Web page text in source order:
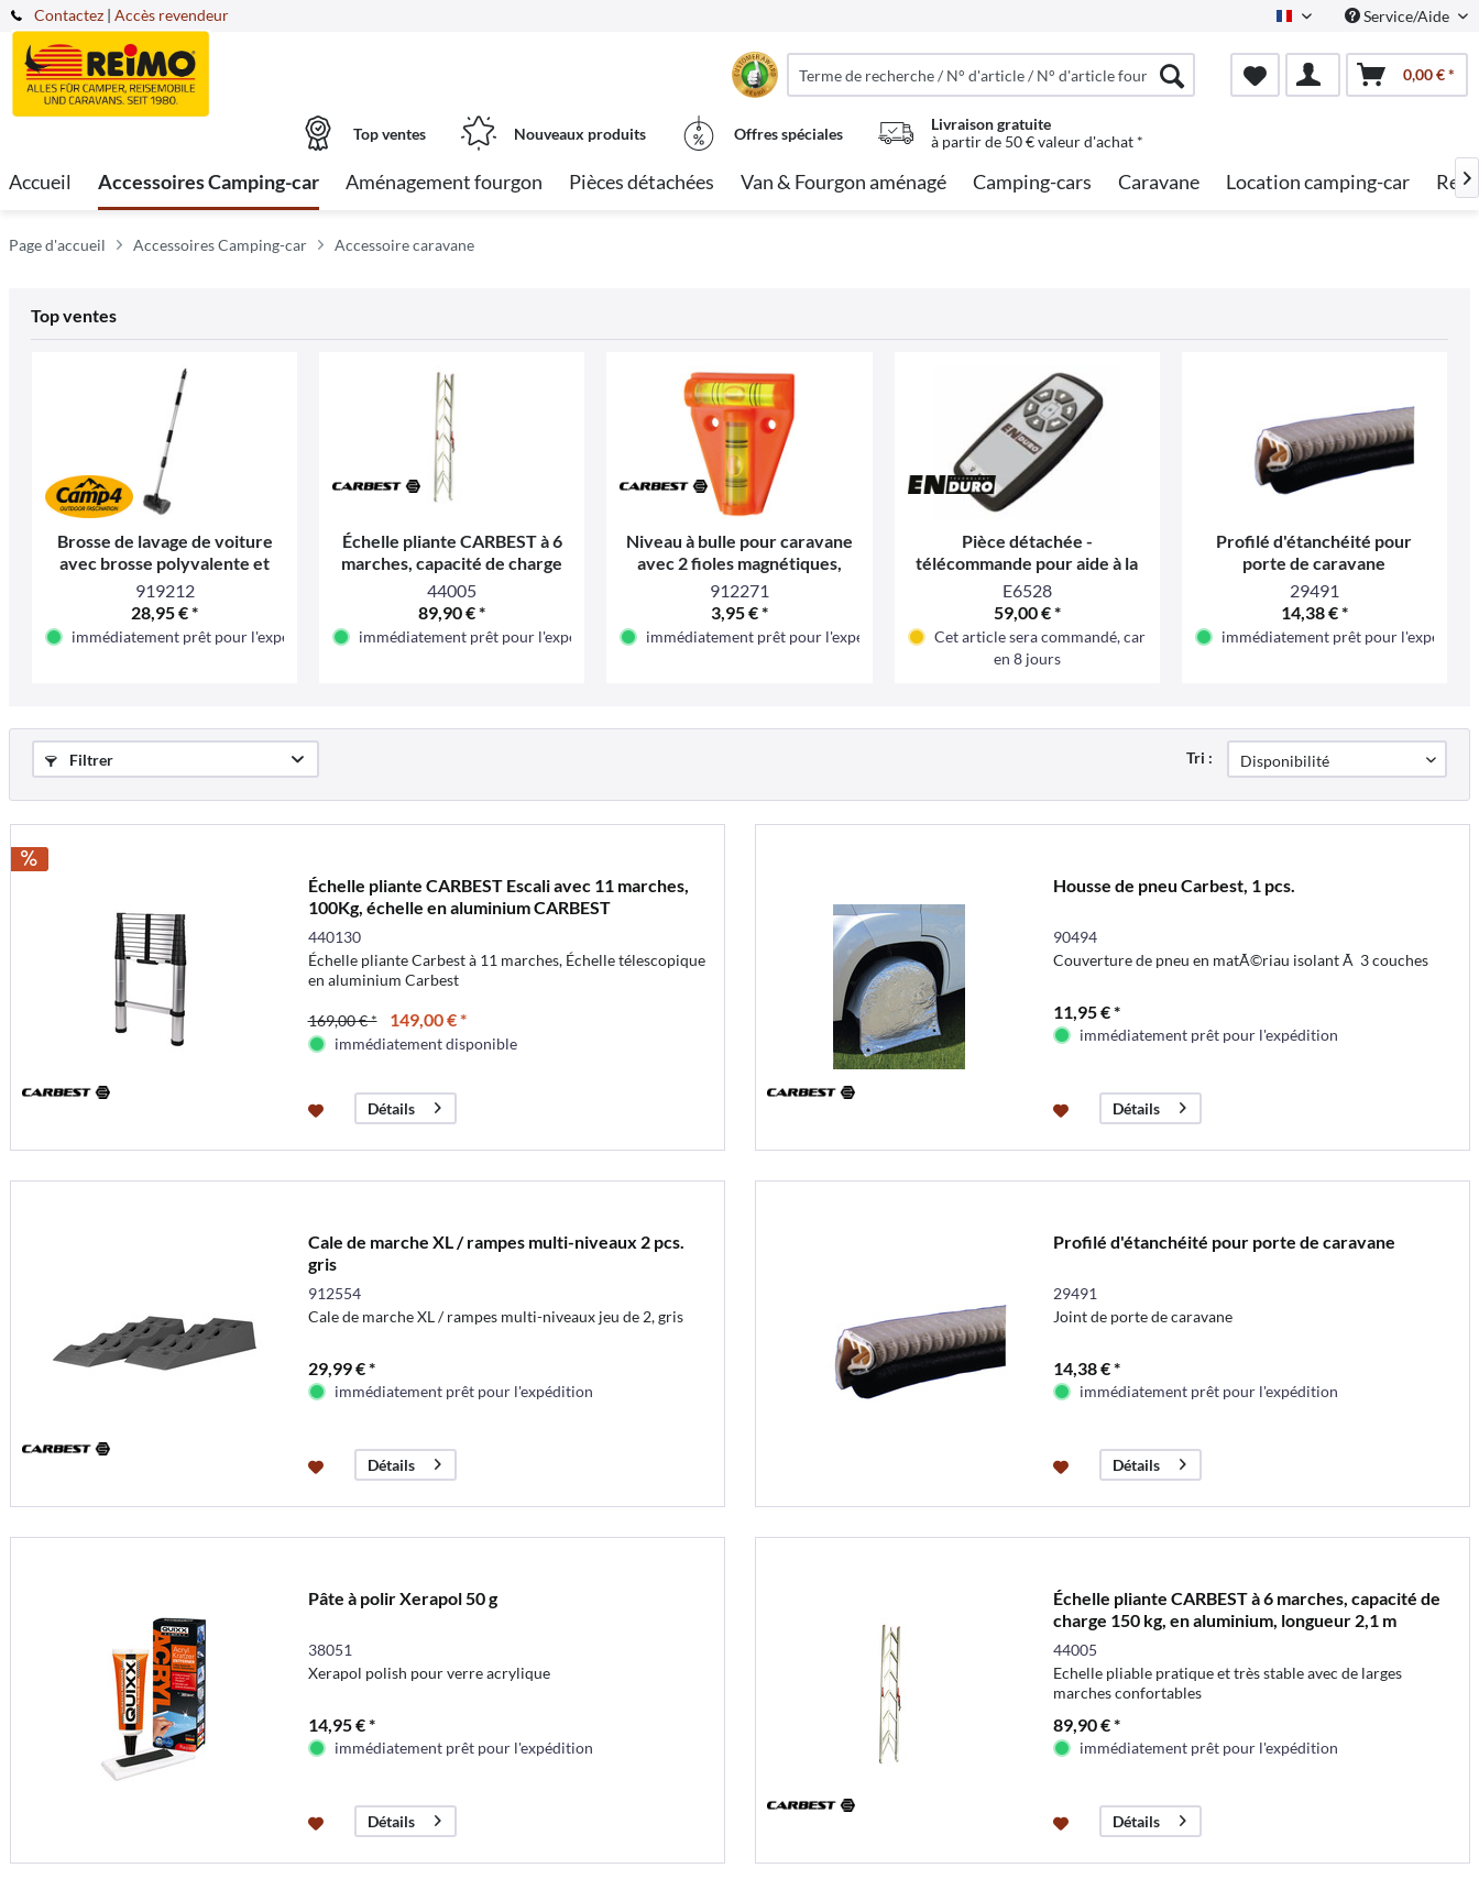
Contactez French Service/Aide
| Accès revendeur
0,00 € *
Top ventes Nouveaux produits Offres spéciales
Livraison gratuite
à partir de 50 € valeur d'achat *
Accueil Accessoires Camping-car Aménagement fourgon Pièces détachées Van & Fourgon aménagé Camping-cars Caravane Location camping-car 
Page d'accueil Accessoires Camping-car Accessoire caravane
Top ventes
Brosse de lavage de voiture
avec brosse polyvalente et
manche télescopique
919212
28,95 € *
immédiatement prêt pour l'expédition
Échelle pliante CARBEST à 6
marches, capacité de charge
150 kg, en aluminium,
longueur 2,1 m
44005
89,90 € *
immédiatement prêt pour l'expédition
Niveau à bulle pour caravane
avec 2 fioles magnétiques,
orange
912271
3,95 € *
immédiatement prêt pour l'expédition
Pièce détachée -
télécommande pour aide à la
manœuvre ECO EM 203
E6528
59,00 € *
Cet article sera commandé, car pas en stock en ce moment
en 8 jours
Profilé d'étanchéité pour
porte de caravane
29491
14,38 € *
immédiatement prêt pour l'expédition
Filtrer Tri :
Échelle pliante CARBEST Escali avec 11 marches,
100Kg, échelle en aluminium CARBEST
440130
Échelle pliante Carbest à 11 marches, Échelle télescopique
en aluminium Carbest
169,00 € * 149,00 € *
immédiatement disponible
Détails
Housse de pneu Carbest, 1 pcs.
90494
Couverture de pneu en matÃ©riau isolant Ã 3 couches
11,95 € *
immédiatement prêt pour l'expédition
Détails
Cale de marche XL / rampes multi-niveaux 2 pcs.
gris
912554
Cale de marche XL / rampes multi-niveaux jeu de 2, gris
29,99 € *
immédiatement prêt pour l'expédition
Détails
Profilé d'étanchéité pour porte de caravane
29491
Joint de porte de caravane
14,38 € *
immédiatement prêt pour l'expédition
Détails
Pâte à polir Xerapol 50 g
38051
Xerapol polish pour verre acrylique
14,95 € *
immédiatement prêt pour l'expédition
Détails
Échelle pliante CARBEST à 6 marches, capacité de
charge 150 kg, en aluminium, longueur 2,1 m
44005
Echelle pliable pratique et très stable avec de larges
marches confortables
89,90 € *
immédiatement prêt pour l'expédition
Détails